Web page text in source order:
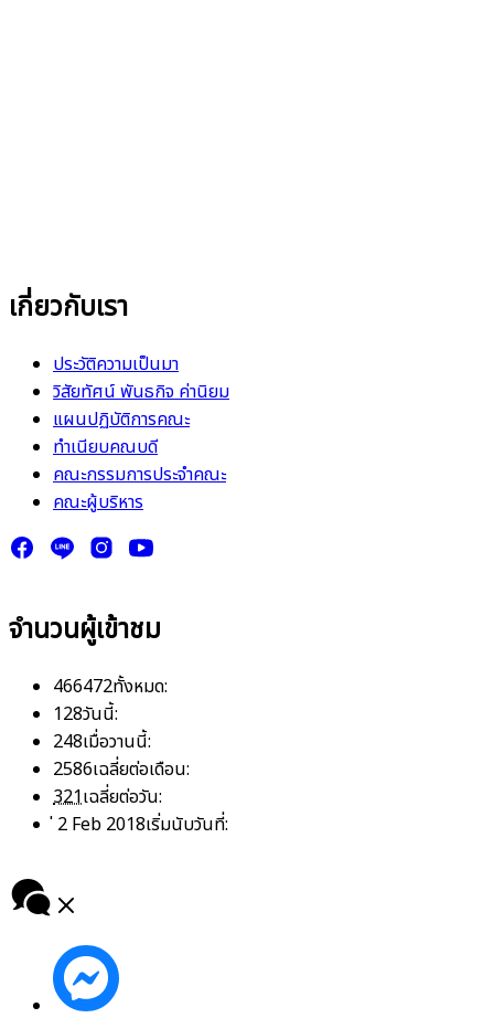
เกี่ยวกับเรา
ประวัติความเป็นมา
วิสัยทัศน์ พันธกิจ ค่านิยม
แผนปฏิบัติการคณะ
ทำเนียบคณบดี
คณะกรรมการประจำคณะ
คณะผู้บริหาร
จำนวนผู้เข้าชม
466472ทั้งหมด:
128วันนี้:
248เมื่อวานนี้:
2586เฉลี่ยต่อเดือน:
321เฉลี่ยต่อวัน:
่ 2 Feb 2018เริ่มนับวันที่: